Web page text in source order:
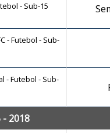
- Sub-15
- Futebol - Sub-
- Futebol - Sub-
2018